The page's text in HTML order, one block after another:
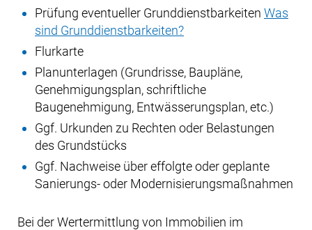
Prüfung eventueller Grunddienstbarkeiten Was
sind Grunddienstbarkeiten?
Flurkarte
Planunterlagen (Grundrisse, Baupläne,
Genehmigungsplan, schriftliche
Baugenehmigung, Entwässerungsplan, etc.)
Ggf. Urkunden zu Rechten oder Belastungen
des Grundstücks
Ggf. Nachweise über effolgte oder geplante
Sanierungs- oder Modernisierungsmaßnahmen
Bei der Wertermittlung von Immobilien im